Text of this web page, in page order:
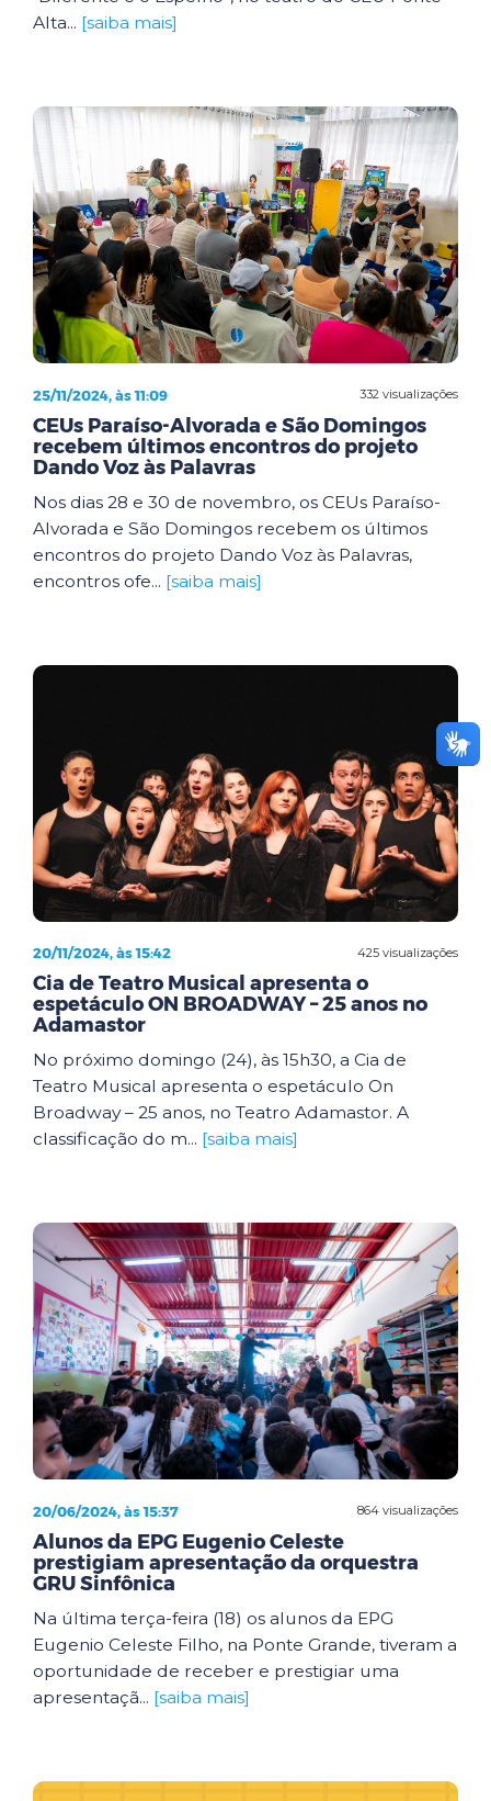
Alta... [saiba mais]
332 visualizações
25/11/2024, às 11:09
CEUs Paraíso-Alvorada e São Domingos
recebem últimos encontros do projeto
Dando Voz às Palavras
Nos dias 28 e 30 de novembro, os CEUs Paraíso-
Alvorada e São Domingos recebem os últimos
encontros do projeto Dando Voz às Palavras,
encontros ofe... [saiba mais]
425 visualizações
20/11/2024, às 15:42
Cia de Teatro Musical apresenta o
espetáculo ON BROADWAY – 25 anos no
Adamastor
No próximo domingo (24), às 15h30, a Cia de
Teatro Musical apresenta o espetáculo On
Broadway – 25 anos, no Teatro Adamastor. A
classificação do m... [saiba mais]
864 visualizações
20/06/2024, às 15:37
Alunos da EPG Eugenio Celeste
prestigiam apresentação da orquestra
GRU Sinfônica
Na última terça-feira (18) os alunos da EPG
Eugenio Celeste Filho, na Ponte Grande, tiveram a
oportunidade de receber e prestigiar uma
apresentaçã... [saiba mais]